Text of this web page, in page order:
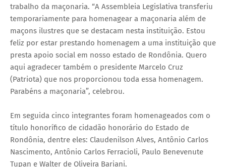
trabalho da maçonaria. “A Assembleia Legislativa transferiu
temporariamente para homenagear a maçonaria além de
maçons ilustres que se destacam nesta instituição. Estou
feliz por estar prestando homenagem a uma instituição que
presta apoio social em nosso estado de Rondônia. Quero
aqui agradecer também o presidente Marcelo Cruz
(Patriota) que nos proporcionou toda essa homenagem.
Parabéns a maçonaria”, celebrou.
Em seguida cinco integrantes foram homenageados com o
título honorífico de cidadão honorário do Estado de
Rondônia, dentre eles: Claudenilson Alves, Antônio Carlos
Nascimento, Antônio Carlos Ferracioli, Paulo Benevenute
Tupan e Walter de Oliveira Bariani.